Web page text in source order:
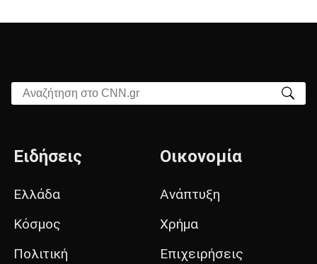
Αναζήτηση στο CNN.gr
Ειδήσεις
Ελλάδα
Κόσμος
Πολιτική
Οικονομία
Ανάπτυξη
Χρήμα
Επιχειρήσεις